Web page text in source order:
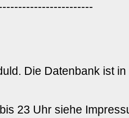
Die Datenbank ist
23 Uhr siehe